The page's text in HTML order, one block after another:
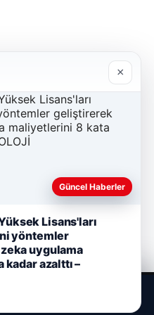
×
Güncel Haberler
Lisans'ları
yöntemler
uygulama
azalttı –